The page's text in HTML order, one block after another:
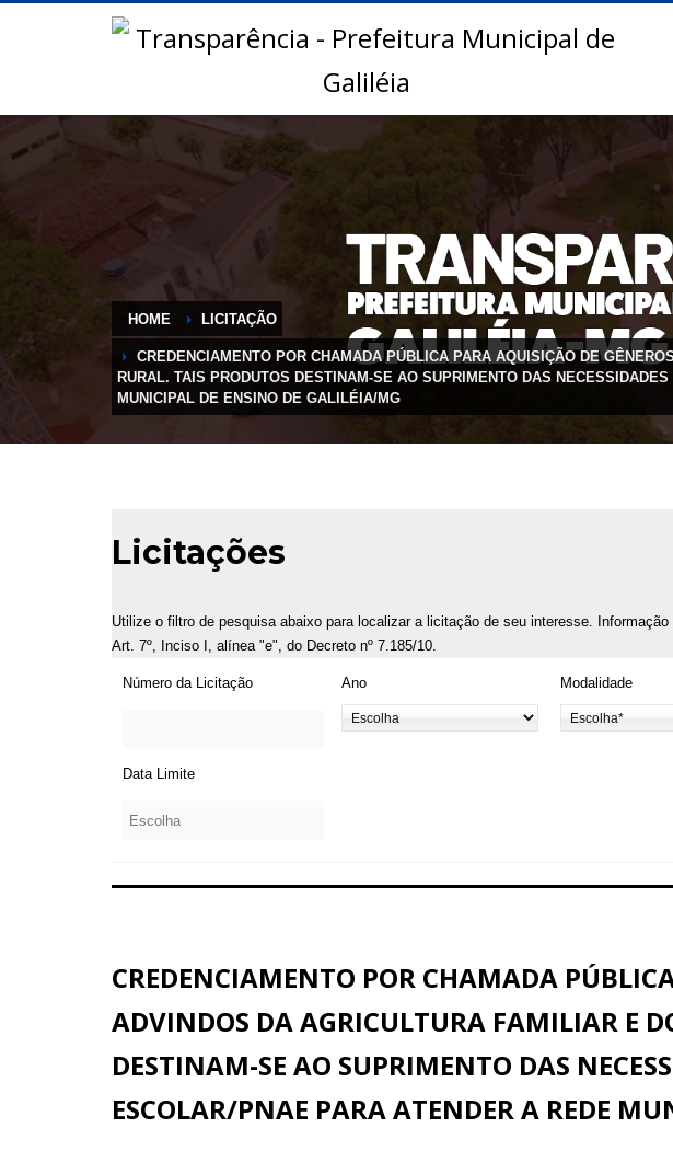
HOME LICITAÇÃO
CREDENCIAMENTO POR CHAMADA PÚBLICA PARA AQUISIÇÃO DE
RURAL. TAIS PRODUTOS DESTINAM-SE AO SUPRIMENTO DAS
MUNICIPAL DE ENSINO DE GALILÉIA/MG
Licitações
Utilize o filtro de pesquisa abaixo para localizar a licitação de seu interesse.
Art. 7º, Inciso I, alínea "e", do Decreto nº 7.185/10.
Número da Licitação Ano Modalidade
Data Limite
CREDENCIAMENTO POR CHAMADA
ADVINDOS DA AGRICULTURA FAMILIAR E
DESTINAM-SE AO SUPRIMENTO DAS
ESCOLAR/PNAE PARA ATENDER A REDE